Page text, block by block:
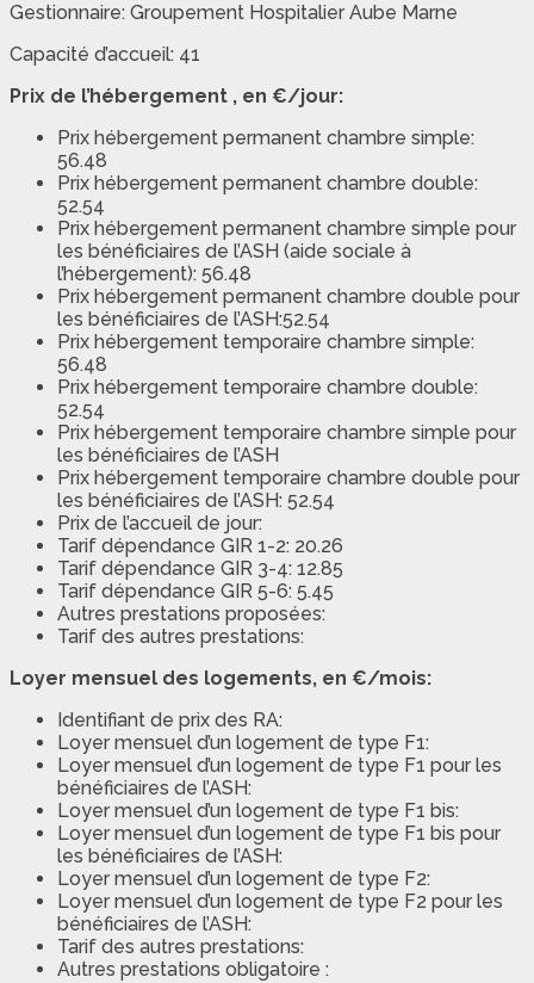
Gestionnaire: Groupement Hospitalier Aube Marne
Capacité d’accueil: 41
Prix de l’hébergement , en €/jour:
Prix hébergement permanent chambre simple:
56.48
Prix hébergement permanent chambre double:
52.54
Prix hébergement permanent chambre simple pour
les bénéficiaires de l’ASH (aide sociale à
l’hébergement): 56.48
Prix hébergement permanent chambre double pour
les bénéficiaires de l’ASH:52.54
Prix hébergement temporaire chambre simple:
56.48
Prix hébergement temporaire chambre double:
52.54
Prix hébergement temporaire chambre simple pour
les bénéficiaires de l’ASH
Prix hébergement temporaire chambre double pour
les bénéficiaires de l’ASH: 52.54
Prix de l’accueil de jour:
Tarif dépendance GIR 1-2: 20.26
Tarif dépendance GIR 3-4: 12.85
Tarif dépendance GIR 5-6: 5.45
Autres prestations proposées:
Tarif des autres prestations:
Loyer mensuel des logements, en €/mois:
Identifiant de prix des RA:
Loyer mensuel d’un logement de type F1:
Loyer mensuel d’un logement de type F1 pour les
bénéficiaires de l’ASH:
Loyer mensuel d’un logement de type F1 bis:
Loyer mensuel d’un logement de type F1 bis pour
les bénéficiaires de l’ASH:
Loyer mensuel d’un logement de type F2:
Loyer mensuel d’un logement de type F2 pour les
bénéficiaires de l’ASH:
Tarif des autres prestations:
Autres prestations obligatoire :